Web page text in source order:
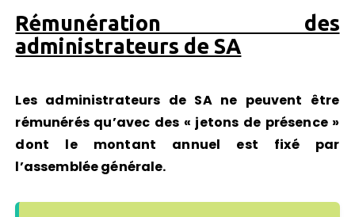
Rémunération des
administrateurs de SA
Les administrateurs de SA ne peuvent être
rémunérés qu’avec des « jetons de présence »
dont le montant annuel est fixé par
l’assemblée générale.